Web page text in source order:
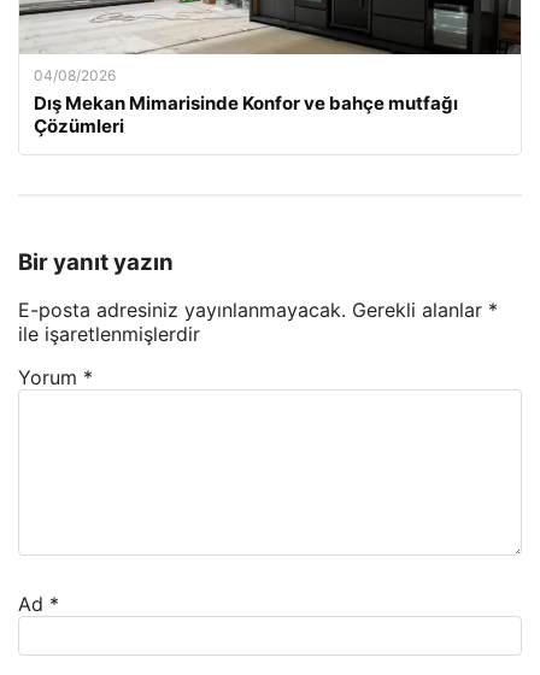
04/08/2026
Dış Mekan Mimarisinde Konfor ve bahçe mutfağı
Çözümleri
Bir yanıt yazın
E-posta adresiniz yayınlanmayacak. Gerekli alanlar *
ile işaretlenmişlerdir
Yorum *
Ad *